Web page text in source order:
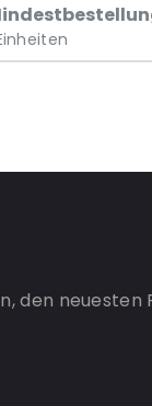
den neuesten